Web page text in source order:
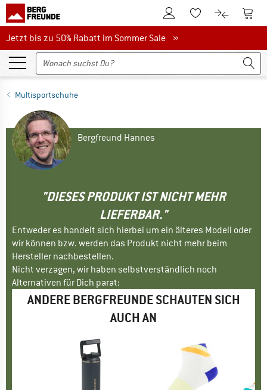
Zum KundenkontoZum Merkzettel.
Zum Zum
Jetzt bis zu 50% Rabatt im Sommer Sale
Jetzt bis zu 50% Rabatt im Sommer Sale »
Multisportschuhe
Bergfreund Hannes
"DIESES PRODUKT IST NICHT MEHR
LIEFERBAR."
Entweder es handelt sich hierbei um ein älteres Modell oder
wir können bzw. werden das Produkt nicht mehr beim
Hersteller nachbestellen.
Nicht verzagen, wir haben selbstverständlich noch
Alternativen für Dich parat:
ANDERE BERGFREUNDE SCHAUTEN SICH
AUCH AN